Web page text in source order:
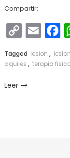
Compartir:
Copy
Link
Tagged lesion ,
aquiles , terapia
Leer